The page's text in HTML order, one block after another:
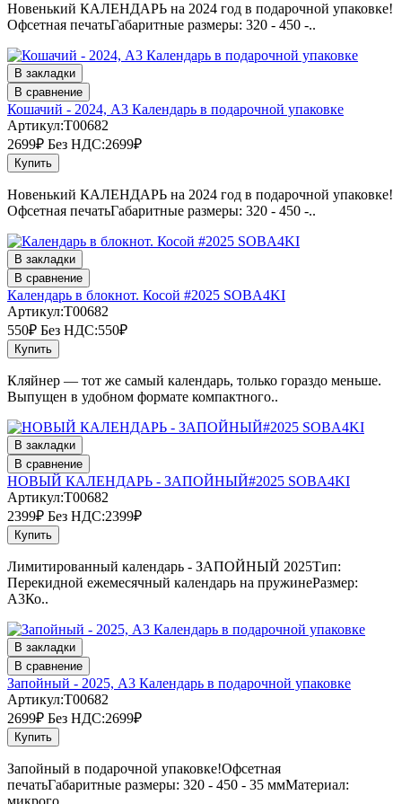
Новенький КАЛЕНДАРЬ на 2024 год в подарочной упаковке!
Офсетная печатьГабаритные размеры: 320 - 450 -..
В закладки
В сравнение
Кошачий - 2024, А3 Календарь в подарочной упаковке
Артикул:T00682
2699₽ Без НДС:2699₽
Купить
Новенький КАЛЕНДАРЬ на 2024 год в подарочной упаковке!
Офсетная печатьГабаритные размеры: 320 - 450 -..
В закладки
В сравнение
Календарь в блокнот. Косой #2025 SOBA4KI
Артикул:T00682
550₽ Без НДС:550₽
Купить
Кляйнер — тот же самый календарь, только гораздо меньше.
Выпущен в удобном формате компактного..
В закладки
В сравнение
НОВЫЙ КАЛЕНДАРЬ - ЗАПОЙНЫЙ#2025 SOBA4KI
Артикул:T00682
2399₽ Без НДС:2399₽
Купить
Лимитированный календарь - ЗАПОЙНЫЙ 2025Тип:
Перекидной ежемесячный календарь на пружинеРазмер:
А3Ко..
В закладки
В сравнение
Запойный - 2025, А3 Календарь в подарочной упаковке
Артикул:T00682
2699₽ Без НДС:2699₽
Купить
Запойный в подарочной упаковке!Офсетная
печатьГабаритные размеры: 320 - 450 - 35 ммМатериал: